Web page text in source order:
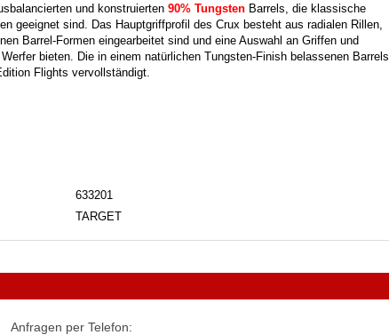
und konstruierten 90% Tungsten Barrels, die klassische
geeignet sind. Das Hauptgriffprofil des Crux besteht aus radialen Rillen,
Barrel-Formen eingearbeitet sind und eine Auswahl an Griffen und
bieten. Die in einem natürlichen Tungsten-Finish belassenen Barrels
Flights vervollständigt.
633201
TARGET
Anfragen per Telefon: